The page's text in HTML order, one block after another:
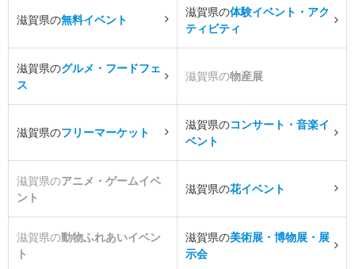
滋賀県の無料イベント
滋賀県の体験イベント・アク
ティビティ
滋賀県のグルメ・フードフェ
ス
滋賀県の物産展
滋賀県のフリーマーケット
滋賀県のコンサート・音楽イ
ベント
滋賀県のアニメ・ゲームイベ
ント
滋賀県の花イベント
滋賀県の動物ふれあいイベン
ト
滋賀県の美術展・博物展・展
示会